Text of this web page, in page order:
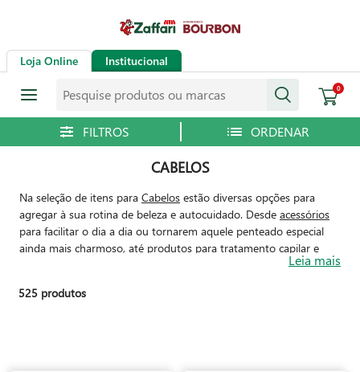
Loja Online Institucional
0
CABELOS
Na seleção de itens para Cabelos estão diversas opções para
agregar à sua rotina de beleza e autocuidado. Desde acessórios
para facilitar o dia a dia ou tornarem aquele penteado especial
ainda mais charmoso, até produtos para tratamento capilar e
, que dão um destaque singular e trazem força e
marcas. Aproveite e escolha os seus favoritos para manter a
Leia mais
525 produtos